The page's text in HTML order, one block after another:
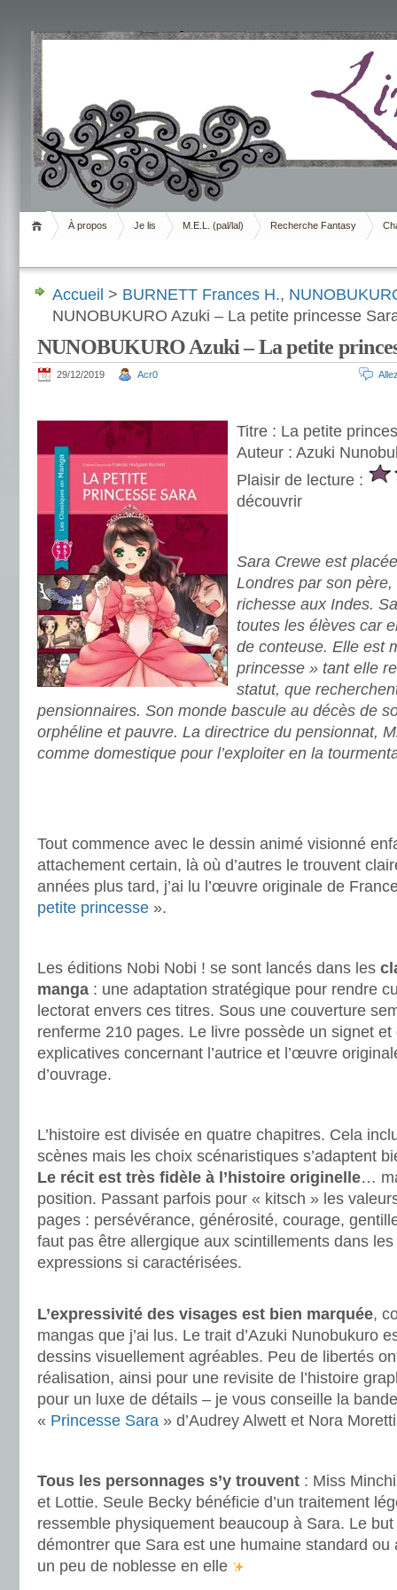
Livrement
À propos Je lis M.E.L. (pal/lal) Recherche Fantasy
Accueil > BURNETT Frances H.,
NUNOBUKURO Azuki – La petite princesse
NUNOBUKURO Azuki – La petite
29/12/2019 Acr0
Titre : La petite
Auteur : Azuki
Plaisir de lecture :
découvrir
Sara Crewe est
Londres par son
richesse aux Indes.
toutes les élèves car
de conteuse. Elle est
princesse » tant elle
statut, que
pensionnaires. Son monde bascule au décès de
orphéline et pauvre. La directrice du pensionnat,
comme domestique pour l’exploiter en la
Tout commence avec le dessin animé visionné
attachement certain, là où d’autres le trouvent
années plus tard, j’ai lu l’œuvre originale de
petite princesse ».
Les éditions Nobi Nobi ! se sont lancés dans les
manga : une adaptation stratégique pour rendre
lectorat envers ces titres. Sous une couverture
renferme 210 pages. Le livre possède un signet
explicatives concernant l’autrice et l’œuvre
d’ouvrage.
L’histoire est divisée en quatre chapitres. Cela
scènes mais les choix scénaristiques s’adaptent
Le récit est très fidèle à l’histoire originelle…
position. Passant parfois pour « kitsch » les
pages : persévérance, générosité, courage,
faut pas être allergique aux scintillements dans
expressions si caractérisées.
L’expressivité des visages est bien marquée,
mangas que j’ai lus. Le trait d’Azuki Nunobukuro
dessins visuellement agréables. Peu de libertés
réalisation, ainsi pour une revisite de l’histoire
pour un luxe de détails – je vous conseille la
« Princesse Sara » d’Audrey Alwett et Nora
Tous les personnages s’y trouvent : Miss
et Lottie. Seule Becky bénéficie d’un traitement
ressemble physiquement beaucoup à Sara. Le
démontrer que Sara est une humaine standard ou
un peu de noblesse en elle